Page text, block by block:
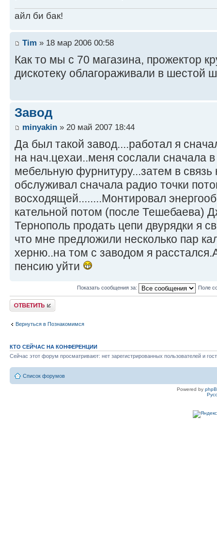
айл би бак!
Tim » 18 мар 2006 00:58
Как то мы с 70 магазина, прожектор
дискотеку облагораживали в шестой
Завод
minyakin » 20 май 2007 18:44
Да был такой завод....работал я
на нач.цехаи..меня сослали сначала
мебельную фурнитуру...затем в связь
обслуживал сначала радио точки
восходящей........Монтировал
кательной потом (после Тешебаева)
Тернополь продать цепи двурядки я
что мне предложили несколько пар
херню..на том с заводом я
пенсию уйти
Показать сообщения за: Поле
Ответить
Вернуться в Познакомимся
КТО СЕЙЧАС НА КОНФЕРЕНЦИИ
Сейчас этот форум просматривают: нет зарегистрированных пользователей и
Список форумов
Powered by